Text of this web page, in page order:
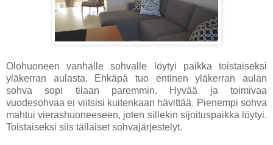
Olohuoneen vanhalle sohvalle löytyi paikka toistaiseksi
yläkerran aulasta. Ehkäpä tuo entinen yläkerran aulan
sohva sopi tilaan paremmin. Hyvää ja toimivaa
vuodesohvaa ei viitsisi kuitenkaan hävittää. Pienempi sohva
mahtui vierashuoneeseen, joten sillekin sijoituspaikka löytyi.
Toistaiseksi siis tällaiset sohvajärjestelyt.